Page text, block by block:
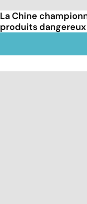
La Chine
produits dangereux